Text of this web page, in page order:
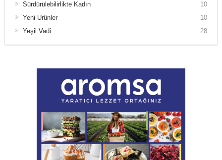
Sürdürülebilirlikte Kadın
10
Yeni Ürünler
10
Yeşil Vadi
28